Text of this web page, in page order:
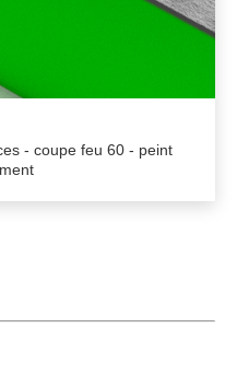
- coupe feu 60 - peint